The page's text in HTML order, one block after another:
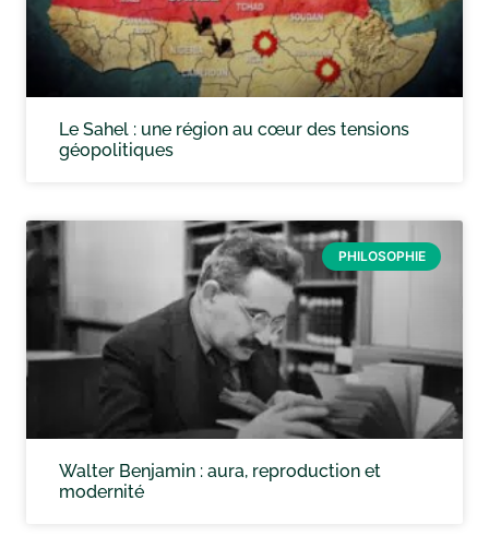
Le Sahel : une région au cœur des tensions
géopolitiques
PHILOSOPHIE
Walter Benjamin : aura, reproduction et
modernité